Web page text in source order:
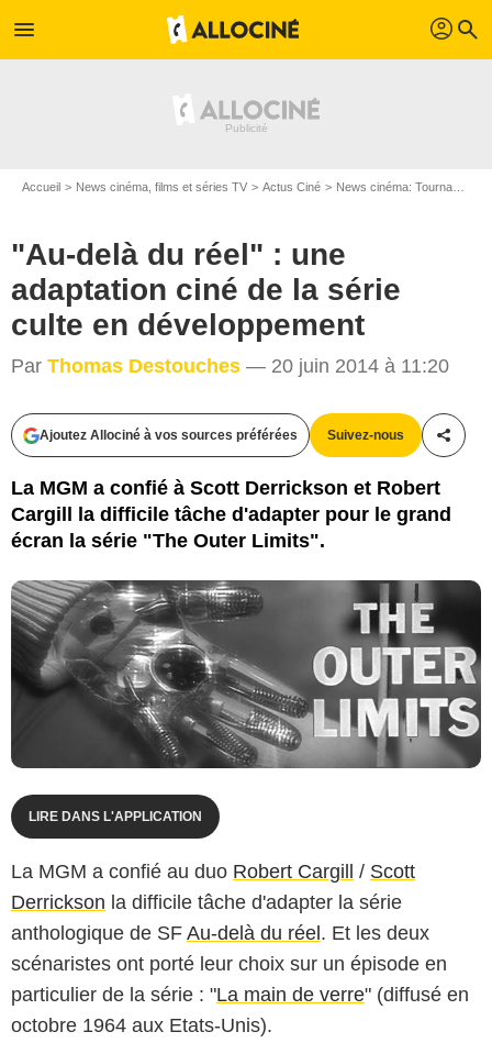
menu profil search
Accueil News cinéma, films et séries TV Actus Ciné News cinéma: Tournages
"Au-delà du réel" : une
adaptation ciné de la série
culte en développement
Par Thomas Destouches — 20 juin 2014 à 11:20
Ajoutez Allociné à vos sources préférées Suivez-nous
La MGM a confié à Scott Derrickson et Robert
Cargill la difficile tâche d'adapter pour le grand
écran la série "The Outer Limits".
LIRE DANS L'APPLICATION
La MGM a confié au duo Robert Cargill / Scott
Derrickson la difficile tâche d'adapter la série
anthologique de SF Au-delà du réel. Et les deux
scénaristes ont porté leur choix sur un épisode en
particulier de la série : "La main de verre" (diffusé en
octobre 1964 aux Etats-Unis).